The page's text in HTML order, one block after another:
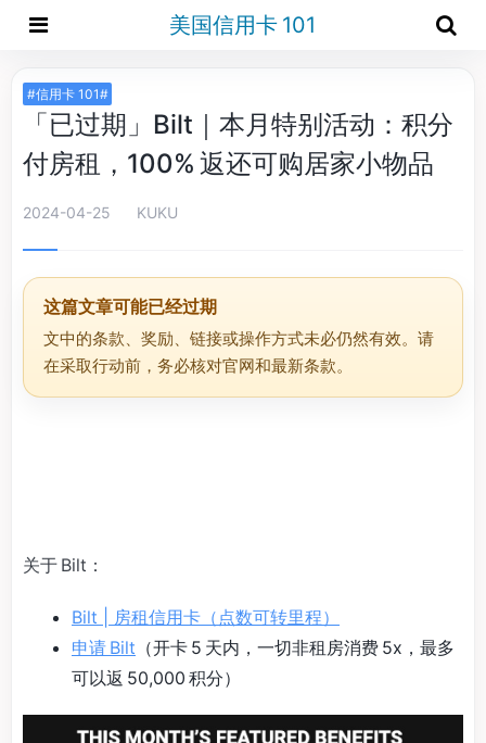
美国信用卡 101
#信用卡 101#
「已过期」Bilt｜本月特别活动：积分
付房租，100% 返还可购居家小物品
2024-04-25 KUKU
这篇文章可能已经过期
文中的条款、奖励、链接或操作方式未必仍然有效。请
在采取行动前，务必核对官网和最新条款。
关于 Bilt：
Bilt | 房租信用卡（点数可转里程）
申请 Bilt （开卡 5 天内，一切非租房消费 5x，最多
可以返 50,000 积分）